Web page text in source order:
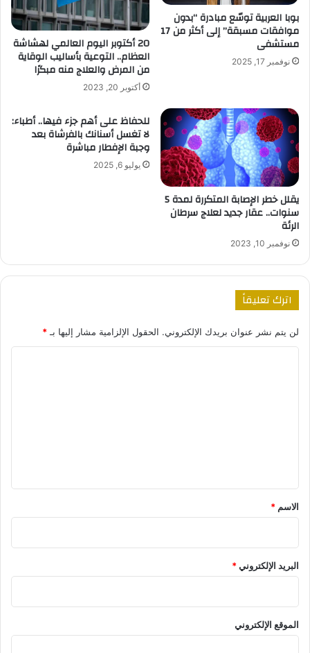
بوبا العربية توسّع مبادرة “بدون
موافقات مسبقة” إلى أكثر من 17
مستشفى
نوفمبر 17, 2025
20 أكتوبر اليوم العالمي لهشاشة
العظام.. التوعية بأساليب الوقاية
من المرض والعلاج منه مبكرًا
أكتوبر 20, 2023
يقلل خطر الإصابة المتكررة لمدة 5
سنوات.. عقار جديد لعلاج سرطان
الرئة
نوفمبر 10, 2023
للحفاظ على أهم جزء فيها.. أطباء:
لا تغسل أسنانك بالفرشاة بعد
وجبة الإفطار مباشرة
يوليو 6, 2025
اترك تعليقاً
لن يتم نشر عنوان بريدك الإلكتروني. الحقول الإلزامية مشار إليها بـ *
*
الاسم *
البريد الإلكتروني*
الموقع الإلكتروني